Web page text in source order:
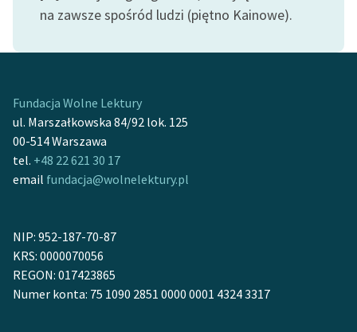
Zasady wykorzystania
Logotypy
Materiały promocyjne
Polityka prywatności
sprawozdania finansowe
Regulamin darowizn
na zawsze spośród ludzi (piętno Kainowe).
Fundacja Wolne Lektury
ul. Marszałkowska 84/92 lok. 125
00-514 Warszawa
tel. +48 22 621 30 17
email fundacja@wolnelektury.pl
NIP: 952-187-70-87
KRS: 0000070056
REGON: 017423865
Numer konta: 75 1090 2851 0000 0001 4324 3317